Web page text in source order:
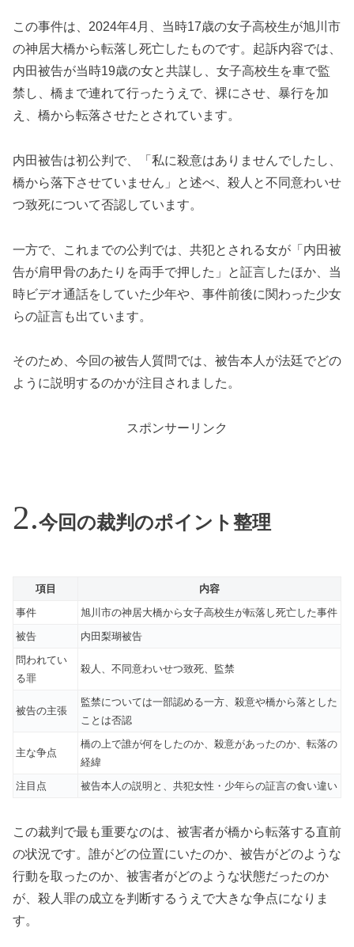
この事件は、2024年4月、当時17歳の女子高校生が旭川市
の神居大橋から転落し死亡したものです。起訴内容では、
内田被告が当時19歳の女と共謀し、女子高校生を車で監
禁し、橋まで連れて行ったうえで、裸にさせ、暴行を加
え、橋から転落させたとされています。
内田被告は初公判で、「私に殺意はありませんでしたし、
橋から落下させていません」と述べ、殺人と不同意わいせ
つ致死について否認しています。
一方で、これまでの公判では、共犯とされる女が「内田被
告が肩甲骨のあたりを両手で押した」と証言したほか、当
時ビデオ通話をしていた少年や、事件前後に関わった少女
らの証言も出ています。
そのため、今回の被告人質問では、被告本人が法廷でどの
ように説明するのかが注目されました。
スポンサーリンク
今回の裁判のポイント整理
項目
内容
事件
旭川市の神居大橋から女子高校生が転落し死亡した事件
被告
内田梨瑚被告
問われてい
る罪
殺人、不同意わいせつ致死、監禁
被告の主張
監禁については一部認める一方、殺意や橋から落とした
ことは否認
主な争点
橋の上で誰が何をしたのか、殺意があったのか、転落の
経緯
注目点
被告本人の説明と、共犯女性・少年らの証言の食い違い
この裁判で最も重要なのは、被害者が橋から転落する直前
の状況です。誰がどの位置にいたのか、被告がどのような
行動を取ったのか、被害者がどのような状態だったのか
が、殺人罪の成立を判断するうえで大きな争点になりま
す。